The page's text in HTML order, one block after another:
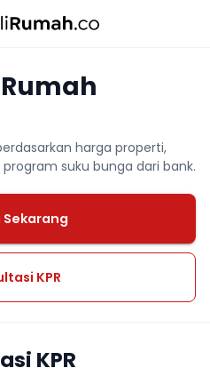
harga properti,
suku bunga dari bank.
KPR
KPR